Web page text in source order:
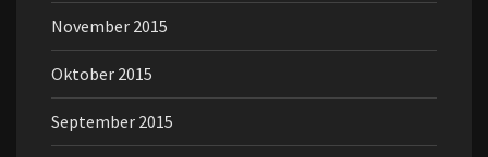
November 2015
Oktober 2015
September 2015